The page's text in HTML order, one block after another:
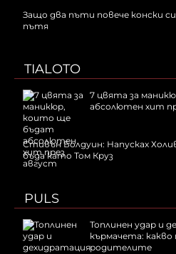
Защо два пъти повече конски
пътя
TIALOTO
7 цвята за
абсолютен хит
Стивън Болдуин: Напусках
бъда като Том Круз
PULS
Топлинен удар и
кърмачета:
родителите